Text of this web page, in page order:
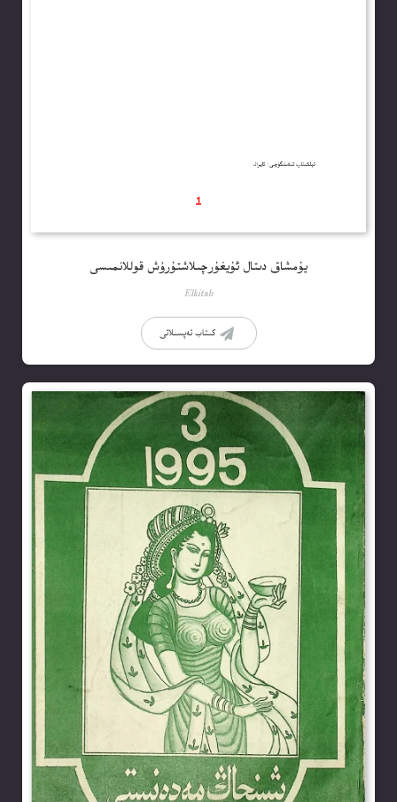
يۇمشاق دىتال ئ‍ۇيغۇرچىلاشتۇرۇش قوللانمىسى
Elkitab
كىتاب تەپسىلاتى